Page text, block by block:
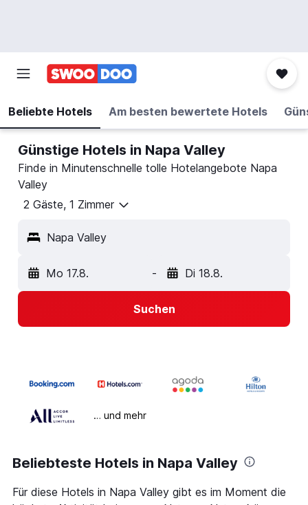
Beliebte Hotels Am besten bewertete Hotels
Günstige Hotels in Napa Valley
Finde in Minutenschnelle tolle Hotelangebote Napa
Valley
2 Gäste, 1 Zimmer
Napa Valley
Mo 17.8. - Di 18.8.
Suchen
… und mehr
Beliebteste Hotels in Napa Valley
Für diese Hotels in Napa Valley gibt es im Moment die